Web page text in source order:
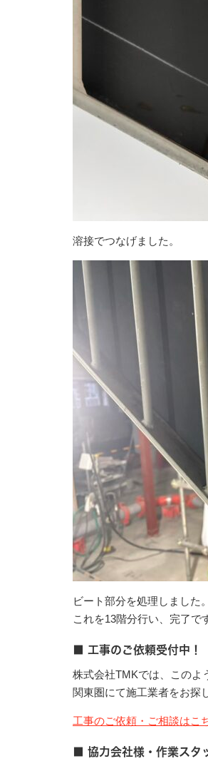
溶接でつなげました。
ビート部分を処理しました。
これを13階分行い、完了で
■ 工事のご依頼受付中！
株式会社TMKでは、このよ
関東圏にて施工業者をお探
工事のご依頼・ご相談はこ
■ 協力会社様・作業スタ